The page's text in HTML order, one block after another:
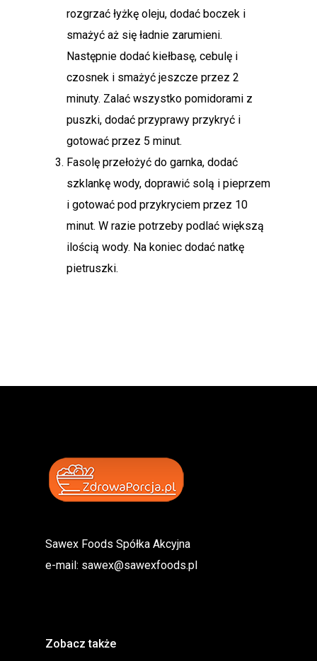
rozgrzać łyżkę oleju, dodać boczek i
smażyć aż się ładnie zarumieni.
Następnie dodać kiełbasę, cebulę i
czosnek i smażyć jeszcze przez 2
minuty. Zalać wszystko pomidorami z
puszki, dodać przyprawy przykryć i
gotować przez 5 minut.
Fasolę przełożyć do garnka, dodać
szklankę wody, doprawić solą i pieprzem
i gotować pod przykryciem przez 10
minut. W razie potrzeby podlać większą
ilością wody. Na koniec dodać natkę
pietruszki.
Sawex Foods Spółka Akcyjna
e-mail: sawex@sawexfoods.pl
Zobacz także